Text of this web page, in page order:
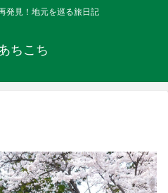
発見！地元を巡る旅日記
ちこち